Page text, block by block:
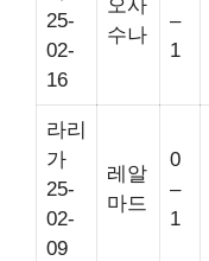
25-
02-
16
오사
수나
–
1
라리
가
25-
02-
09
레알
마드
0
–
1